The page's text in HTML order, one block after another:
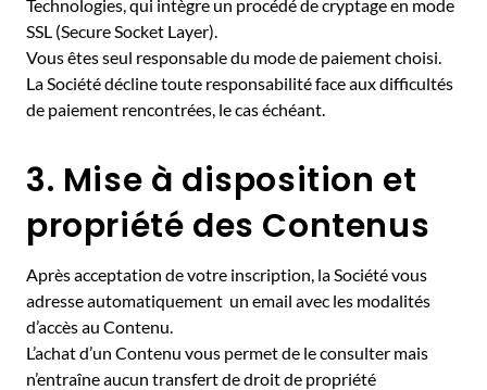
Technologies, qui intègre un procédé de cryptage en mode
SSL (Secure Socket Layer).
Vous êtes seul responsable du mode de paiement choisi.
La Société décline toute responsabilité face aux difficultés
de paiement rencontrées, le cas échéant.
3. Mise à disposition et
propriété des Contenus
Après acceptation de votre inscription, la Société vous
adresse automatiquement un email avec les modalités
d’accès au Contenu.
L’achat d’un Contenu vous permet de le consulter mais
n’entraîne aucun transfert de droit de propriété